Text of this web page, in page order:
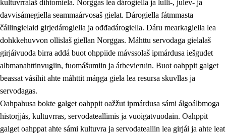
kultuvrralaš dihtomiela. Norggas lea dárogiella ja lulli-, julev- ja
davvisámegiella seammaárvosaš gielat. Dárogiella fátmmasta
čállingielaid girjedárogiella ja ođđadárogiella. Dáru mearkagiella lea
dohkkehuvvon ollislaš giellan Norggas. Máhttu servodaga gielalaš
girjáivuođa birra addá buot ohppiide mávssolaš ipmárdusa iešguđet
albmanahttinvugiin, fuomášumiin ja árbevieruin. Buot oahppit galget
beassat vásihit ahte máhttit máŋga giela lea resursa skuvllas ja
servodagas.
Oahpahusa bokte galget oahppit oažžut ipmárdusa sámi álgoálbmoga
historjjás, kultuvrras, servodateallimis ja vuoigatvuođain. Oahppit
galget oahppat ahte sámi kultuvra ja servodateallin lea girjái ja ahte leat